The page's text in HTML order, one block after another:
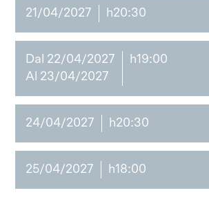
21/04/2027 h20:30
Dal 22/04/2027
Al 23/04/2027
h19:00
24/04/2027 h20:30
25/04/2027 h18:00